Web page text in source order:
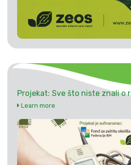
Projekat: Sve što niste znali o
Learn more